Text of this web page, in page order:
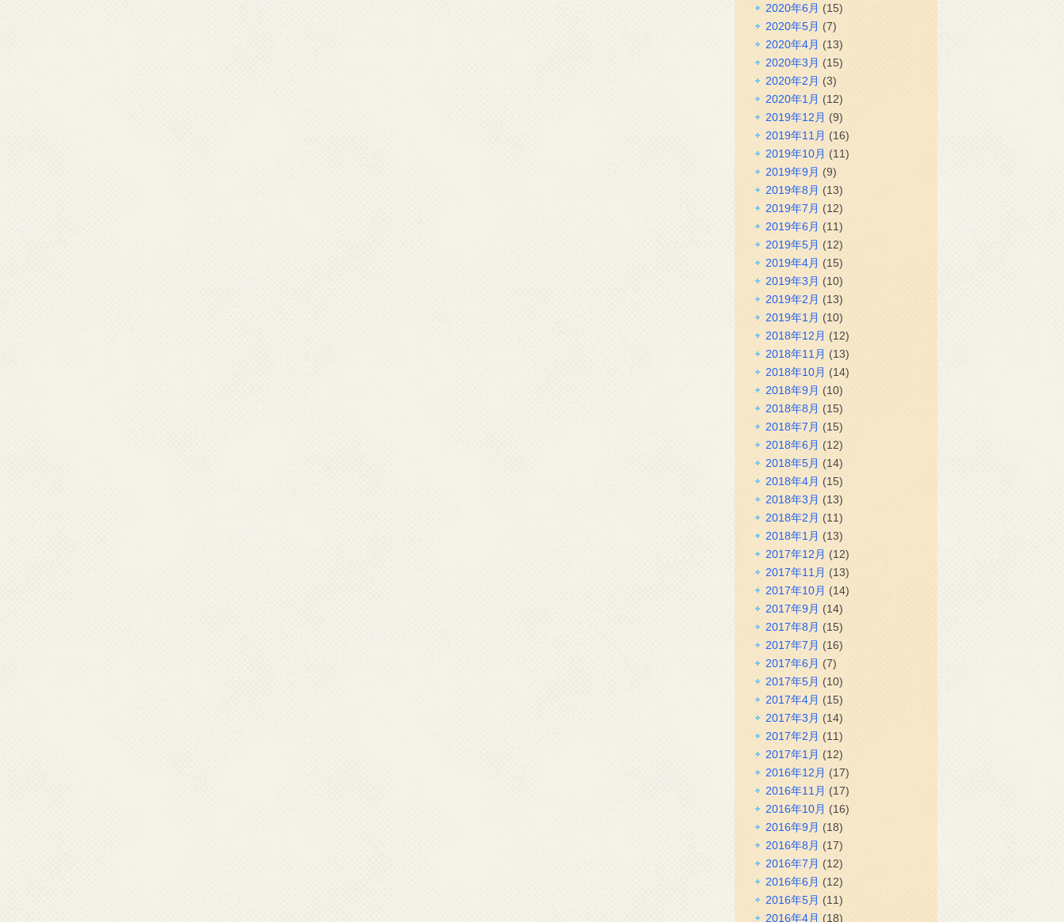
2020年6月 (15)
2020年5月 (7)
2020年4月 (13)
2020年3月 (15)
2020年2月 (3)
2020年1月 (12)
2019年12月 (9)
2019年11月 (16)
2019年10月 (11)
2019年9月 (9)
2019年8月 (13)
2019年7月 (12)
2019年6月 (11)
2019年5月 (12)
2019年4月 (15)
2019年3月 (10)
2019年2月 (13)
2019年1月 (10)
2018年12月 (12)
2018年11月 (13)
2018年10月 (14)
2018年9月 (10)
2018年8月 (15)
2018年7月 (15)
2018年6月 (12)
2018年5月 (14)
2018年4月 (15)
2018年3月 (13)
2018年2月 (11)
2018年1月 (13)
2017年12月 (12)
2017年11月 (13)
2017年10月 (14)
2017年9月 (14)
2017年8月 (15)
2017年7月 (16)
2017年6月 (7)
2017年5月 (10)
2017年4月 (15)
2017年3月 (14)
2017年2月 (11)
2017年1月 (12)
2016年12月 (17)
2016年11月 (17)
2016年10月 (16)
2016年9月 (18)
2016年8月 (17)
2016年7月 (12)
2016年6月 (12)
2016年5月 (11)
2016年4月 (18)